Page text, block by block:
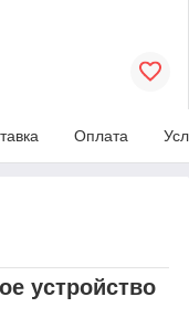
Оплата
устройство